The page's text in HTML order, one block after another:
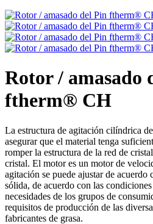
Rotor / amasado
ftherm® CH
La estructura de agitación cilíndrica
asegurar que el material tenga
romper la estructura de la red de
cristal. El motor es un motor de
agitación se puede ajustar de acuerdo
sólida, de acuerdo con las
necesidades de los grupos de
requisitos de producción de las
fabricantes de grasa.